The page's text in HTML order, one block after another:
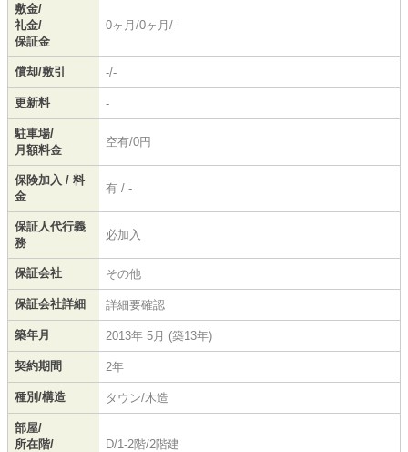
敷金/
礼金/
保証金
0ヶ月/0ヶ月/-
償却/敷引 -/-
更新料 -
駐車場/
月額料金
空有/0円
保険加入 / 料
金
有 / -
保証人代行義
務
必加入
保証会社 その他
保証会社詳細 詳細要確認
築年月 2013年 5月 (築13年)
契約期間 2年
種別/構造 タウン/木造
部屋/
所在階/
D/1-2階/2階建